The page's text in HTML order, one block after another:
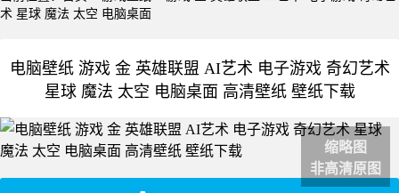
术 星球 魔法 太空 电脑桌面
电脑壁纸 游戏 金 英雄联盟 AI艺术 电子游戏 奇幻艺术
星球 魔法 太空 电脑桌面 高清壁纸 壁纸下载
缩略图
非高清原图